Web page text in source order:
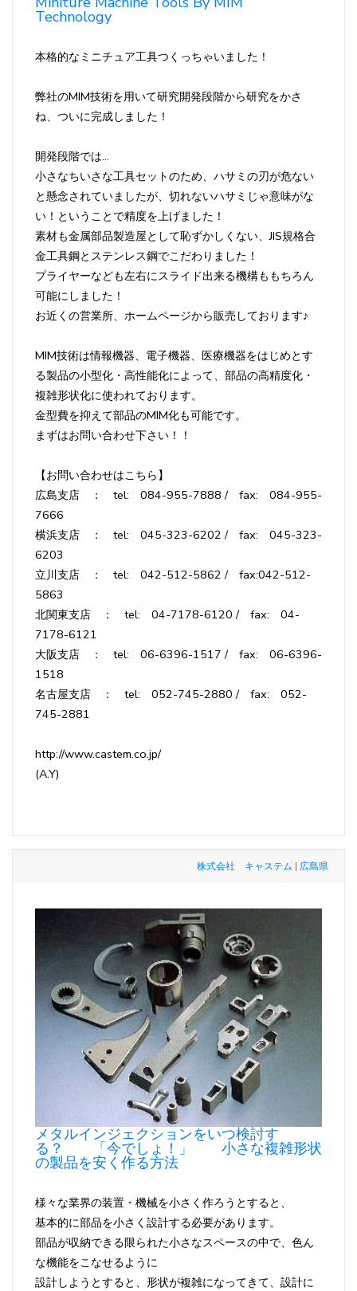
Technology
本格的なミニチュア工具つくっちゃいました！
弊社のMIM技術を用いて研究開発段階から研究をかさ
ね、ついに完成しました！
開発段階では…
小さなちいさな工具セットのため、ハサミの刃が危ない
と懸念されていましたが、切れないハサミじゃ意味がな
い！ということで精度を上げました！
素材も金属部品製造屋として恥ずかしくない、JIS規格合
金工具鋼とステンレス鋼でこだわりました！
プライヤーなども左右にスライド出来る機構ももちろん
可能にしました！
お近くの営業所、ホームページから販売しております♪
MIM技術は情報機器、電子機器、医療機器をはじめとす
る製品の小型化・高性能化によって、部品の高精度化・
複雑形状化に使われております。
金型費を抑えて部品のMIM化も可能です。
まずはお問い合わせ下さい！！
【お問い合わせはこちら】
広島支店 ： tel: 084-955-7888 / fax: 084-955-
7666
横浜支店 ： tel: 045-323-6202 / fax: 045-323-
6203
立川支店 ： tel: 042-512-5862 / fax:042-512-
5863
北関東支店 ： tel: 04-7178-6120 / fax: 04-
7178-6121
大阪支店 ： tel: 06-6396-1517 / fax: 06-6396-
1518
名古屋支店 ： tel: 052-745-2880 / fax: 052-
745-2881
http://www.castem.co.jp/
(A.Y)
株式会社 キャステム | 広島県
メタルインジェクションをいつ検討す
る？ 「今でしょ！」 小さな複雑形状
の製品を安く作る方法
様々な業界の装置・機械を小さく作ろうとすると、
基本的に部品を小さく設計する必要があります。
部品が収納できる限られた小さなスペースの中で、色ん
な機能をこなせるように
設計しようとすると、形状が複雑になってきて、設計に